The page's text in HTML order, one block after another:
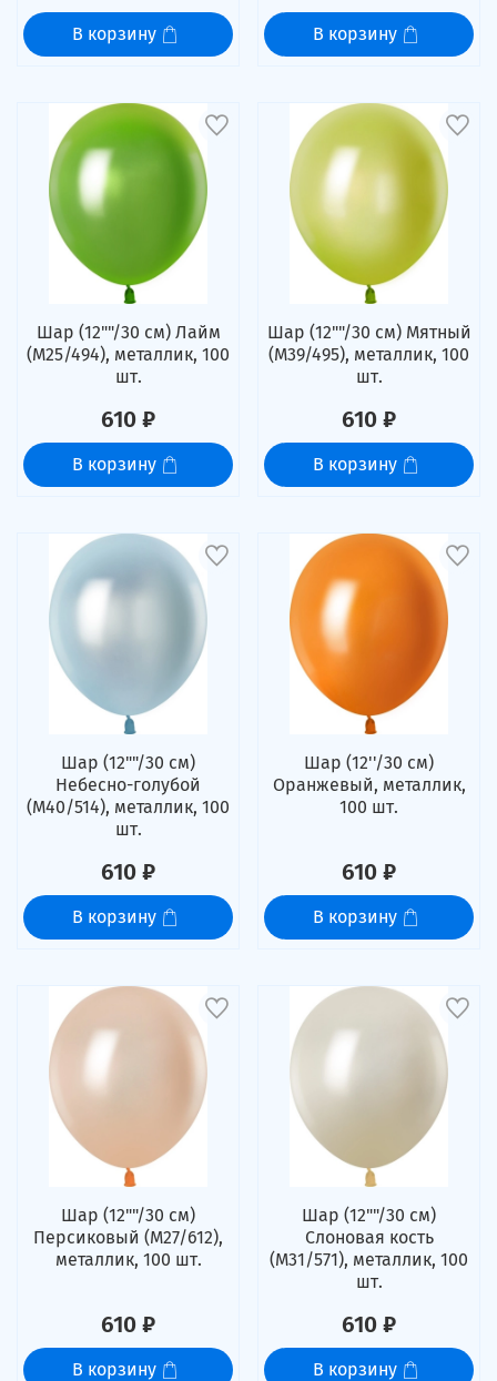
В корзину В корзину
Шар (12""/30 см) Лайм
(M25/494), металлик, 100
шт.
610 ₽
В корзину
Шар (12""/30 см) Мятный
(M39/495), металлик, 100
шт.
610 ₽
В корзину
Шар (12""/30 см)
Небесно-голубой
(M40/514), металлик, 100
шт.
610 ₽
В корзину
Шар (12''/30 см)
Оранжевый, металлик,
100 шт.
610 ₽
В корзину
Шар (12""/30 см)
Персиковый (M27/612),
металлик, 100 шт.
610 ₽
В корзину
Шар (12""/30 см)
Слоновая кость
(M31/571), металлик, 100
шт.
610 ₽
В корзину